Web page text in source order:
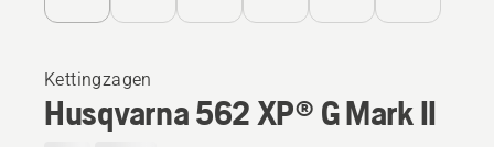
Kettingzagen
Husqvarna 562 XP® G Mark II